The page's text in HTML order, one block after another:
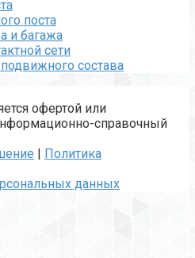
поста
и багажа
сети
состава
офертой или
справочный
Политика
данных